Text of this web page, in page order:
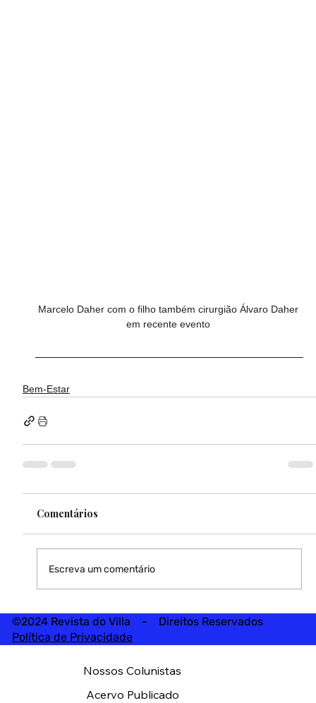
Marcelo Daher com o filho também cirurgião Álvaro Daher
em recente evento
Bem-Estar
Comentários
Escreva um comentário
©2024 Revista do Villa - Direitos Reservados
Política de Privacidade
Nossos Colunistas
Acervo Publicado